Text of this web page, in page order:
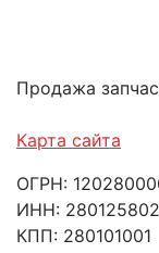
Продажа
Карта сайта
ОГРН:
ИНН:
КПП: 280101001